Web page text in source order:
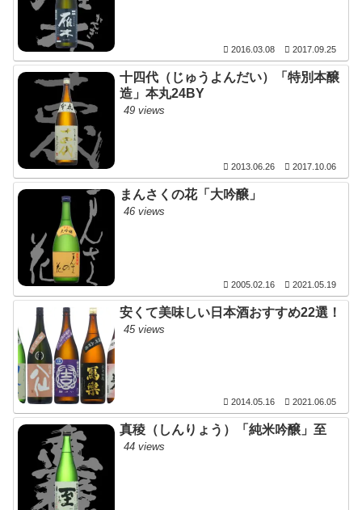
2016.03.08 2017.09.25
十四代（じゅうよんだい）「特別本醸
造」本丸24BY
49 views
2013.06.26 2017.10.06
まんさくの花「大吟醸」
46 views
2005.02.16 2021.05.19
安くて美味しい日本酒おすすめ22選！
45 views
2014.05.16 2021.06.05
真稜（しんりょう）「純米吟醸」至
44 views